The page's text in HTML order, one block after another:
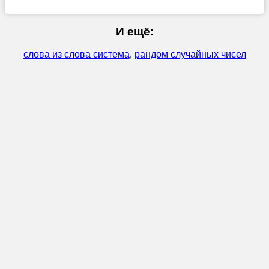
И ещё:
слова из слова система, рандом случайных чисел